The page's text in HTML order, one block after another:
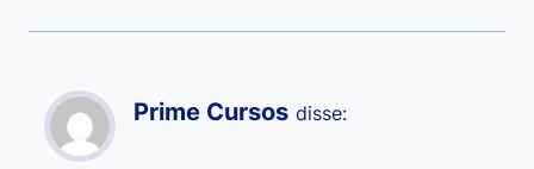
Prime Cursos disse: